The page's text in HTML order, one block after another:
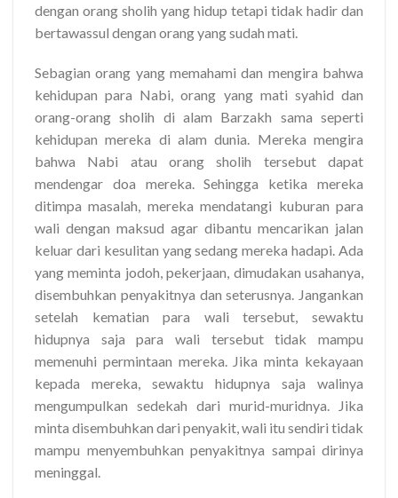
dengan orang sholih yang hidup tetapi tidak hadir dan
bertawassul dengan orang yang sudah mati.
Sebagian orang yang memahami dan mengira bahwa
kehidupan para Nabi, orang yang mati syahid dan
orang-orang sholih di alam Barzakh sama seperti
kehidupan mereka di alam dunia. Mereka mengira
bahwa Nabi atau orang sholih tersebut dapat
mendengar doa mereka. Sehingga ketika mereka
ditimpa masalah, mereka mendatangi kuburan para
wali dengan maksud agar dibantu mencarikan jalan
keluar dari kesulitan yang sedang mereka hadapi. Ada
yang meminta jodoh, pekerjaan, dimudakan usahanya,
disembuhkan penyakitnya dan seterusnya. Jangankan
setelah kematian para wali tersebut, sewaktu
hidupnya saja para wali tersebut tidak mampu
memenuhi permintaan mereka. Jika minta kekayaan
kepada mereka, sewaktu hidupnya saja walinya
mengumpulkan sedekah dari murid-muridnya. Jika
minta disembuhkan dari penyakit, wali itu sendiri tidak
mampu menyembuhkan penyakitnya sampai dirinya
meninggal.